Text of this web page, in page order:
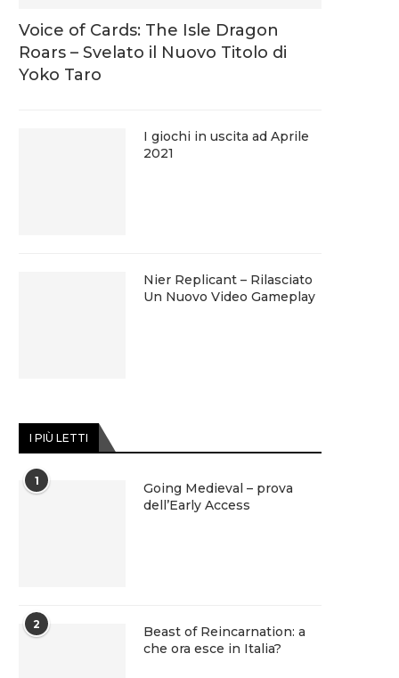
Voice of Cards: The Isle Dragon
Roars – Svelato il Nuovo Titolo di
Yoko Taro
I giochi in uscita ad Aprile
2021
Nier Replicant – Rilasciato
Un Nuovo Video Gameplay
I PIÙ LETTI
1
Going Medieval – prova
dell’Early Access
2
Beast of Reincarnation: a
che ora esce in Italia?